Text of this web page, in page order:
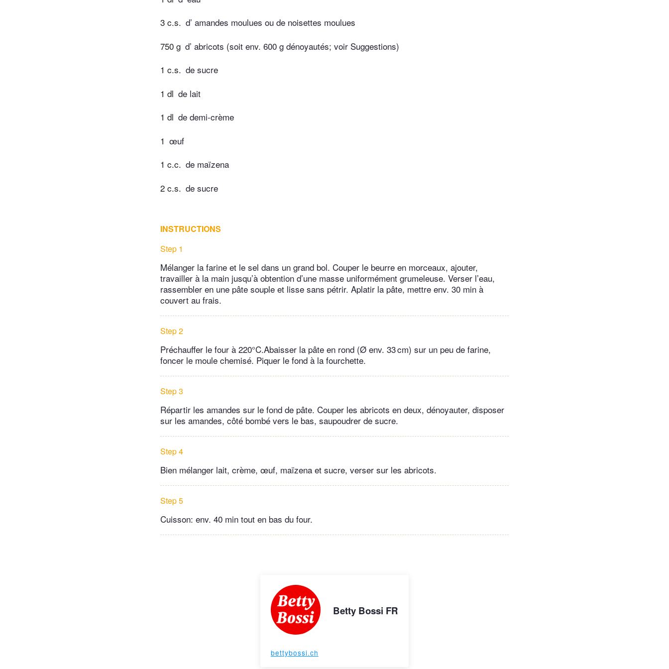
3 c.s. d’ amandes moulues ou de noisettes moulues
750 g d’ abricots (soit env. 600 g dénoyautés; voir Suggestions)
1 c.s. de sucre
1 dl de lait
1 dl de demi-crème
1 œuf
1 c.c. de maïzena
2 c.s. de sucre
INSTRUCTIONS
Step 1
Mélanger la farine et le sel dans un grand bol. Couper le beurre en morceaux, ajouter,
travailler à la main jusqu’à obtention d’une masse uniformément grumeleuse. Verser l’eau,
rassembler en une pâte souple et lisse sans pétrir. Aplatir la pâte, mettre env. 30 min à
couvert au frais.
Step 2
Préchauffer le four à 220°C.Abaisser la pâte en rond (Ø env. 33 cm) sur un peu de farine,
foncer le moule chemisé. Piquer le fond à la fourchette.
Step 3
Répartir les amandes sur le fond de pâte. Couper les abricots en deux, dénoyauter, disposer
sur les amandes, côté bombé vers le bas, saupoudrer de sucre.
Step 4
Bien mélanger lait, crème, œuf, maïzena et sucre, verser sur les abricots.
Step 5
Cuisson: env. 40 min tout en bas du four.
Betty Bossi FR
bettybossi.ch